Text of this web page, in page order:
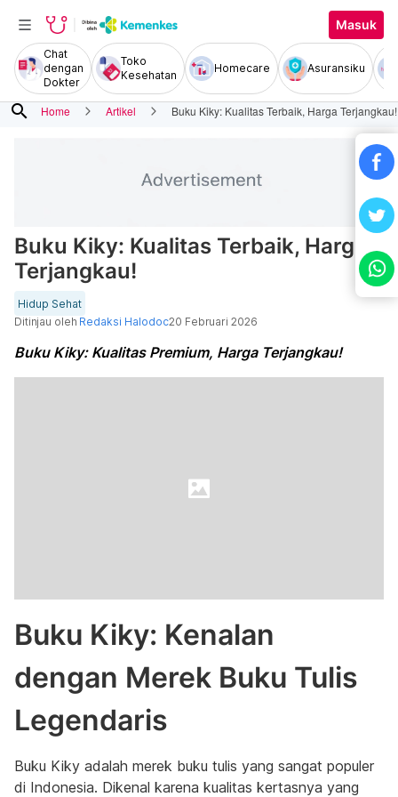
Masuk
Chat
dengan
Dokter
Toko
Kesehatan
Homecare Asuransiku
search Home Artikel Buku Kiky: Kualitas Terbaik, Harga Terjangkau!
Buku Kiky: Kualitas Terbaik, Harga
Terjangkau!
Hidup Sehat
Ditinjau oleh Redaksi Halodoc20 Februari 2026
Buku Kiky: Kualitas Premium, Harga Terjangkau!
Buku Kiky: Kenalan
dengan Merek Buku Tulis
Legendaris
Buku Kiky adalah merek buku tulis yang sangat populer
di Indonesia. Dikenal karena kualitas kertasnya yang